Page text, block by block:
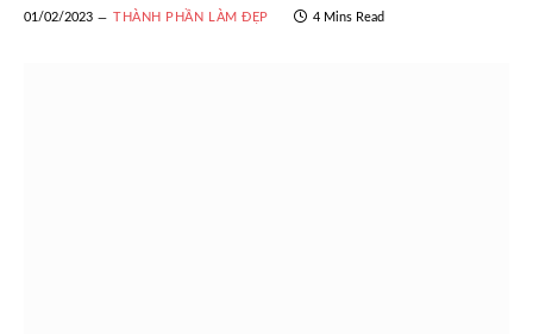
01/02/2023 THÀNH PHẦN LÀM ĐẸP 4 Mins Read